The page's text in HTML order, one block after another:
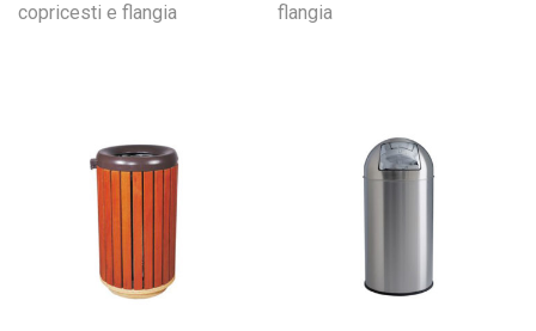
copricesti e flangia
flangia